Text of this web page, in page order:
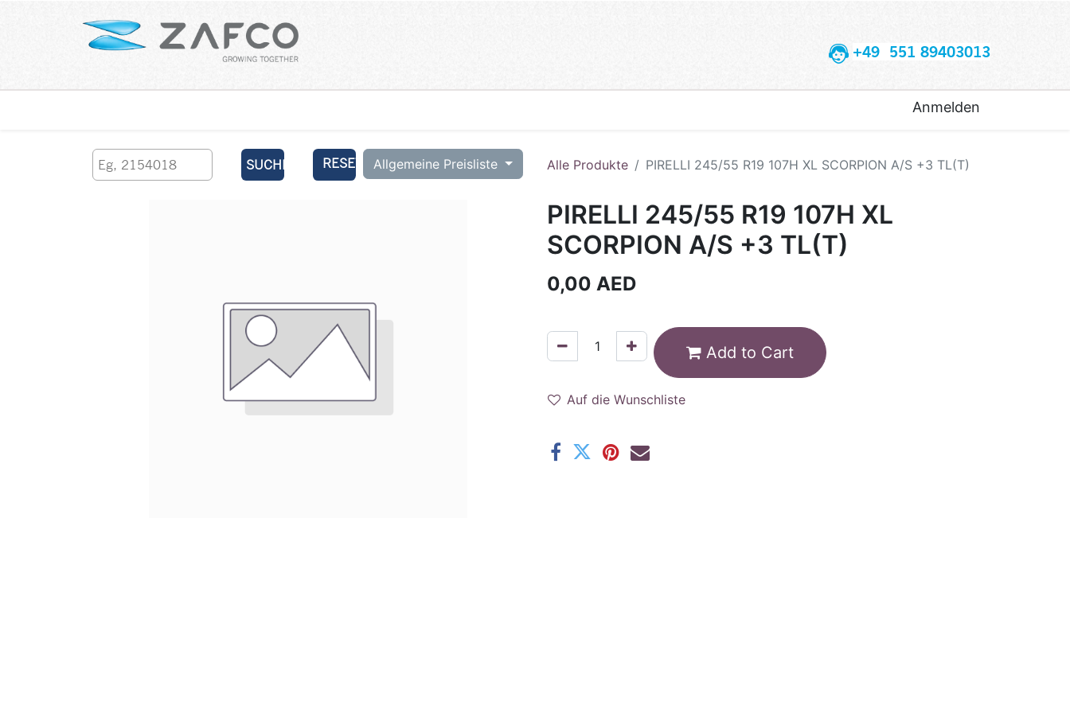
+49 551 89403013
Anmelden
SUCHEN RESET Allgemeine Preisliste Alle Produkte PIRELLI 245/55 R19 107H XL SCORPION A/S +3 TL(T)
PIRELLI 245/55 R19 107H XL
SCORPION A/S +3 TL(T)
0,00 AED
Add to Cart
Auf die Wunschliste